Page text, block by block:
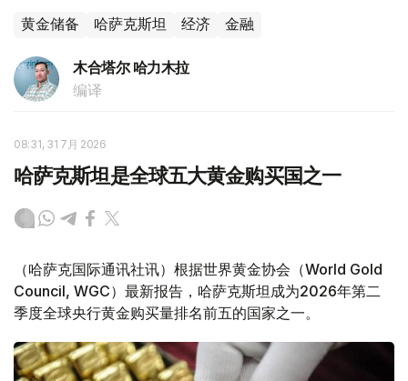
黄金储备 哈萨克斯坦 经济 金融
木合塔尔 哈力木拉
编译
08:31, 31 7月 2026
哈萨克斯坦是全球五大黄金购买国之一
（哈萨克国际通讯社讯）根据世界黄金协会（World Gold
Council, WGC）最新报告，哈萨克斯坦成为2026年第二
季度全球央行黄金购买量排名前五的国家之一。